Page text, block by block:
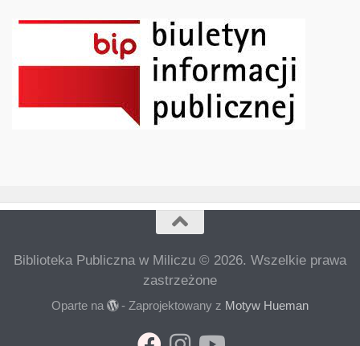
Biblioteka Publiczna w Miliczu © 2026. Wszelkie prawa
zastrzeżone
Oparte na - Zaprojektowany z Motyw Hueman